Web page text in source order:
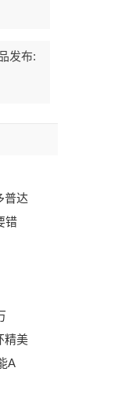
发布:
普达
错
精美
A